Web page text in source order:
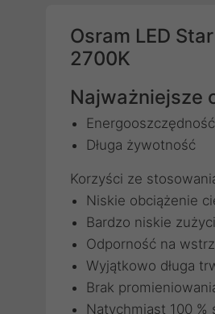
Osram LED
2700K
Najważniejsze
Energooszczędność
Długa żywotność
Korzyści ze
Niskie obciążenie
Bardzo niskie
Odporność na
Wyjątkowo długa
Brak
Natychmiast 100 %